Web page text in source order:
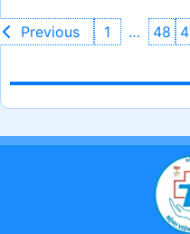
Previous 1 … 48